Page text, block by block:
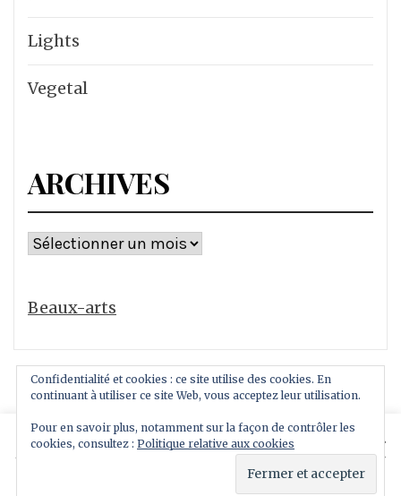
Lights
Vegetal
ARCHIVES
Archives
Beaux-arts
Copyright All rights reserved
This website uses cookies to improve your experience.
Confidentialité et cookies : ce site utilise des cookies. En
continuant à utiliser ce site Web, vous acceptez leur utilisation.
Pour en savoir plus, notamment sur la façon de contrôler les
cookies, consultez : Politique relative aux cookies